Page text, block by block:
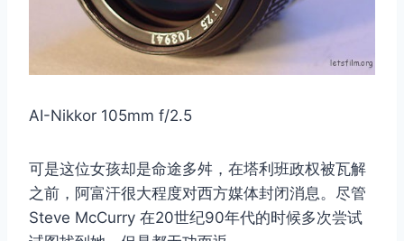
AI-Nikkor 105mm f/2.5
可是这位女孩却是命途多舛，在塔利班政权被瓦解
之前，阿富汗很大程度对西方媒体封闭消息。尽管
Steve McCurry 在20世纪90年代的时候多次尝试